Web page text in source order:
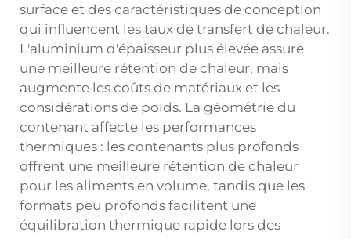
surface et des caractéristiques de conception
qui influencent les taux de transfert de chaleur.
L'aluminium d'épaisseur plus élevée assure
une meilleure rétention de chaleur, mais
augmente les coûts de matériaux et les
considérations de poids. La géométrie du
contenant affecte les performances
thermiques : les contenants plus profonds
offrent une meilleure rétention de chaleur
pour les aliments en volume, tandis que les
formats peu profonds facilitent une
équilibration thermique rapide lors des